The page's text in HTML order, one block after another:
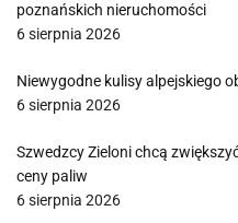
poznańskich nieruchomości
6 sierpnia 2026
Niewygodne kulisy alpejskiego
6 sierpnia 2026
Szwedzcy Zieloni chcą
ceny paliw
6 sierpnia 2026